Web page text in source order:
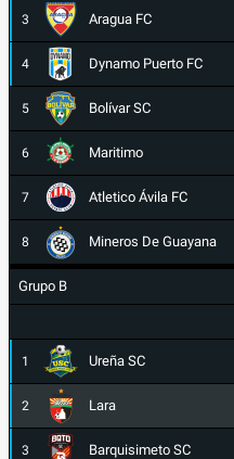
3 Aragua FC
4 Dynamo Puerto FC
5 Bolívar SC
6 Maritimo
7 Atletico Ávila FC
8 Mineros De Guayana
Grupo B
1 Ureña SC
2 Lara
3 Barquisimeto SC